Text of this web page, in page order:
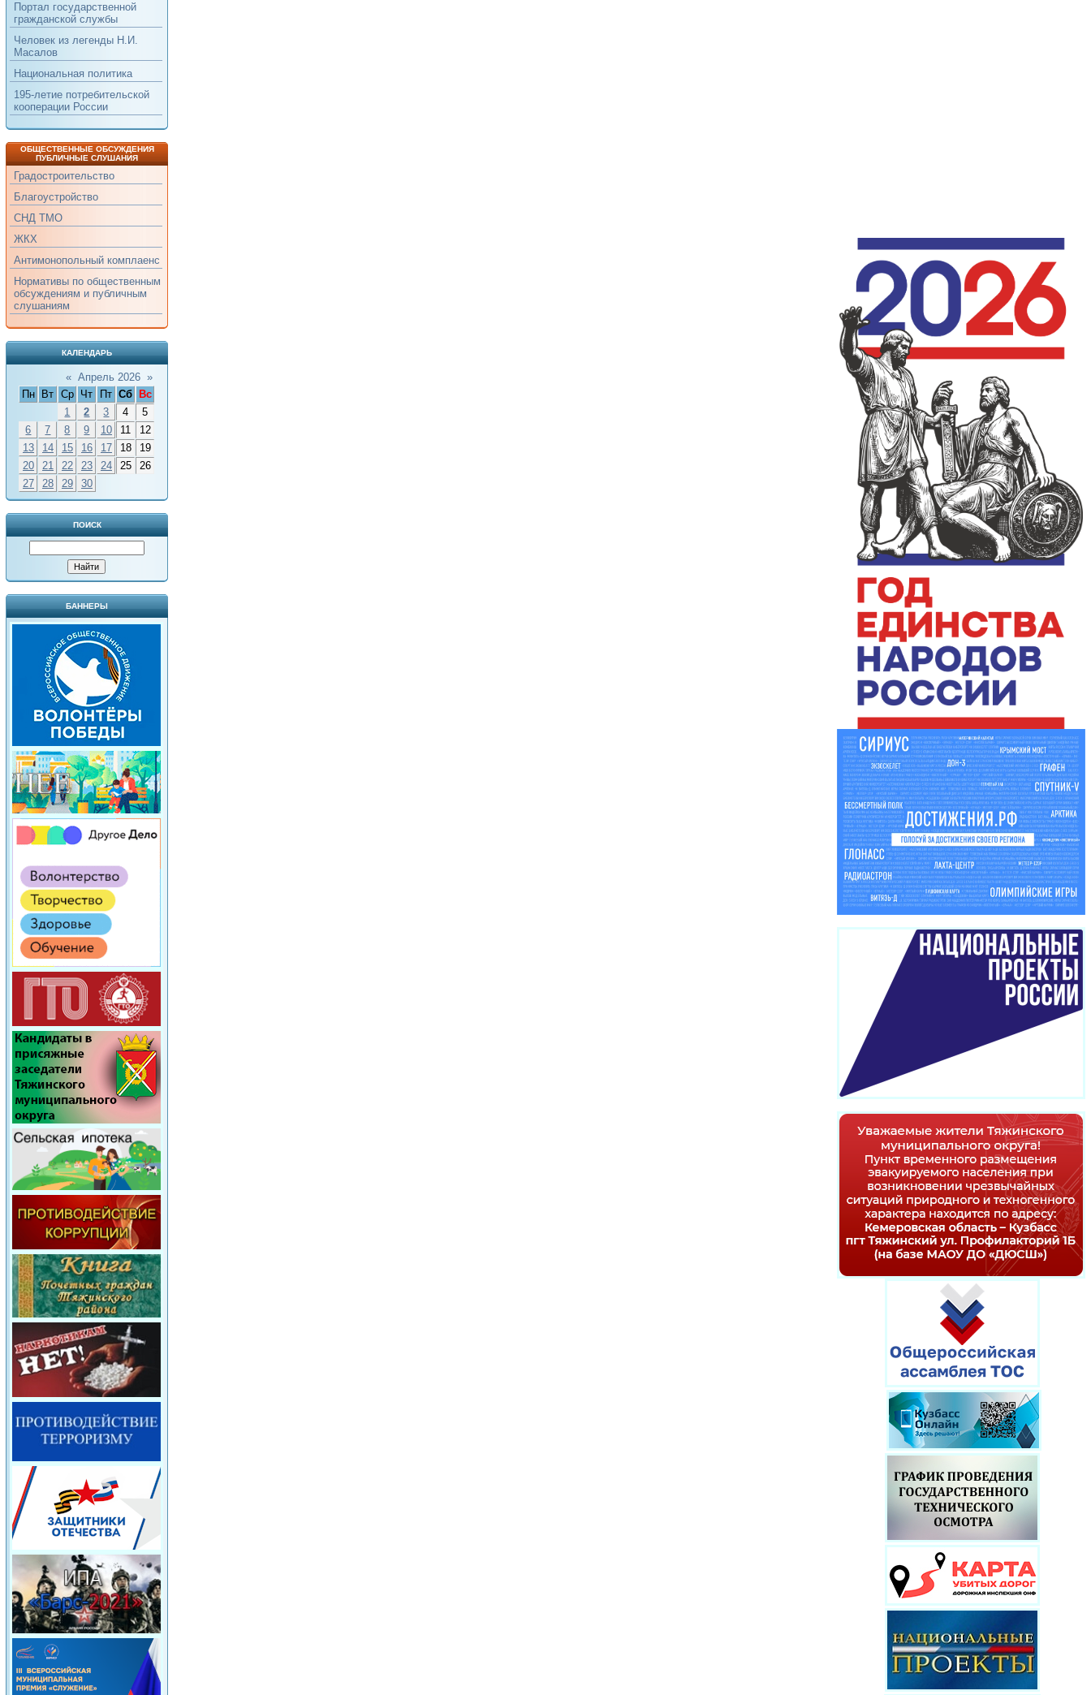
Портал государственной
гражданской службы
Человек из легенды Н.И.
Масалов
Национальная политика
195-летие потребительской
кооперации России
ОБЩЕСТВЕННЫЕ ОБСУЖДЕНИЯ
ПУБЛИЧНЫЕ СЛУШАНИЯ
Градостроительство
Благоустройство
СНД ТМО
ЖКХ
Антимонопольный комплаенс
Нормативы по общественным
обсуждениям и публичным
слушаниям
КАЛЕНДАРЬ
« Апрель 2026 »
Пн
Вт Ср Чт Пт Сб
Вс
1
2 3 4
5
6
7 8 9 10 11
12
13
14 15 16 17 18
19
20
21 22 23 24 25
26
27
28 29 30
ПОИСК
БАННЕРЫ